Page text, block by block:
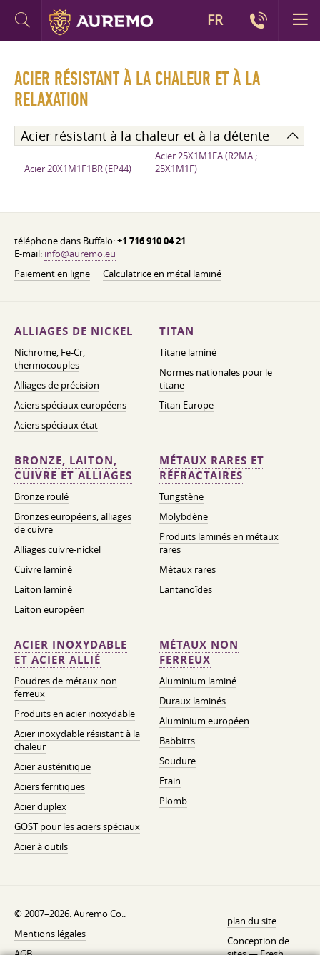
ACIER RÉSISTANT À LA CHALEUR ET À LA
RELAXATION
Acier résistant à la chaleur et à la détente
Acier 20X1M1F1BR (EP44)
Acier 25X1M1FA (R2MA ;
25X1M1F)
téléphone dans Buffalo:+1 716 910 04 21
E-mail: info@auremo.eu
Paiement en ligne
Calculatrice en métal laminé
ALLIAGES DE NICKEL
Nichrome, Fe-Cr,
thermocouples
Alliages de précision
Aciers spéciaux européens
Aciers spéciaux état
TITAN
Titane laminé
Normes nationales pour le
titane
Titan Europe
BRONZE, LAITON,
CUIVRE ET ALLIAGES
Bronze roulé
Bronzes européens, alliages
de cuivre
Alliages cuivre-nickel
Cuivre laminé
Laiton laminé
Laiton européen
MÉTAUX RARES ET
RÉFRACTAIRES
Tungstène
Molybdène
Produits laminés en métaux
rares
Métaux rares
Lantanoïdes
ACIER INOXYDABLE
ET ACIER ALLIÉ
Poudres de métaux non
ferreux
Produits en acier inoxydable
Acier inoxydable résistant à la
chaleur
Acier austénitique
Aciers ferritiques
Acier duplex
GOST pour les aciers spéciaux
Acier à outils
MÉTAUX NON
FERREUX
Aluminium laminé
Duraux laminés
Aluminium européen
Babbitts
Soudure
Etain
Plomb
© 2007–2026. Auremo Co..
Mentions légales
AGB
plan du site
Conception de
sites —Fresh
FR